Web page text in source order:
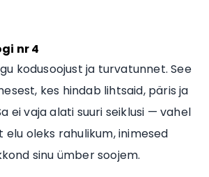
nr 4
kodusoojust ja turvatunnet. See
kes hindab lihtsaid, päris ja
ei vaja alati suuri seiklusi — vahel
elu oleks rahulikum, inimesed
sinu ümber soojem.